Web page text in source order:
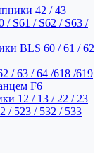
42 / 43
S61 / S62 / S63 /
BLS 60 / 61 / 62
/ 63 / 64 /618 /619
F6
12 / 13 / 22 / 23
/ 523 / 532 / 533